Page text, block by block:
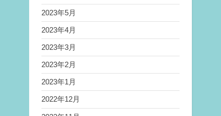
2023年5月
2023年4月
2023年3月
2023年2月
2023年1月
2022年12月